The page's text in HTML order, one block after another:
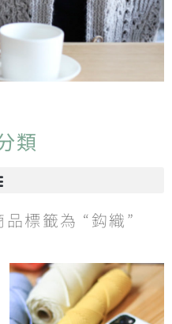
類
標籤為 “鈎織”